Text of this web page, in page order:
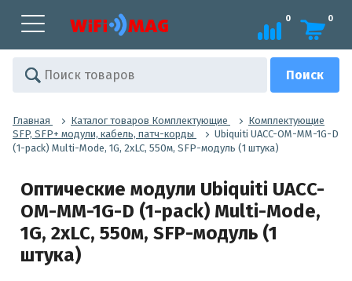
0 0
Главная Каталог товаров Комплектующие
Комплектующие
SFP, SFP+ модули, кабель, патч-корды
Ubiquiti UACC-OM-MM-1G-D
(1-pack) Multi-Mode, 1G, 2xLC, 550м, SFP-модуль (1 штука)
Оптические модули Ubiquiti UACC-
OM-MM-1G-D (1-pack) Multi-Mode,
1G, 2xLC, 550м, SFP-модуль (1
штука)